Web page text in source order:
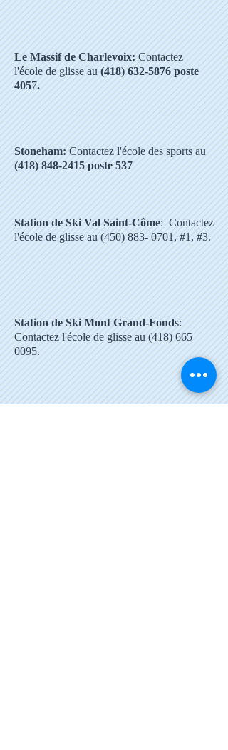
Le Massif de Charlevoix:Contactez
l'école de glisse au (418) 632-5876poste
4057.
Stoneham:Contactez l'école des sports au
(418) 848-2415poste 537
Station de Ski Val Saint-Côme: Contactez
l'école de glisse au(450) 883- 0701, #1, #3.
Station de Ski Mont Grand-Fonds:
Contactez l'école de glisse au(418) 665
0095.